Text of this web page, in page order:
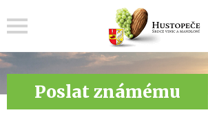
Poslat známému